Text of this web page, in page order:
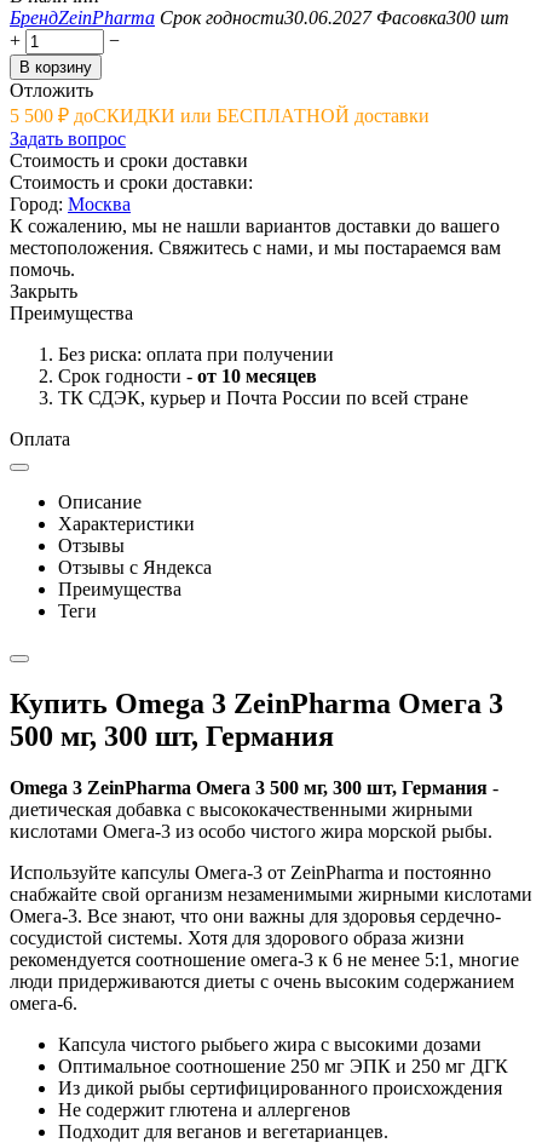
БрендZeinPharma Срок годности30.06.2027 Фасовка300 шт
+
−
В корзину
Отложить
5 500 ₽ доСКИДКИ или БЕСПЛАТНОЙ доставки
Задать вопрос
Стоимость и сроки доставки
Стоимость и сроки доставки:
Город: Москва
К сожалению, мы не нашли вариантов доставки до вашего
местоположения. Свяжитесь с нами, и мы постараемся вам
помочь.
Закрыть
Преимущества
Без риска: оплата при получении
Срок годности - от 10 месяцев
ТК СДЭК, курьер и Почта России по всей стране
Оплата
Описание
Характеристики
Отзывы
Отзывы с Яндекса
Преимущества
Теги
Купить Omega 3 ZeinPharma Омега 3
500 мг, 300 шт, Германия
Omega 3 ZeinPharma Омега 3 500 мг, 300 шт, Германия -
диетическая добавка с высококачественными жирными
кислотами Омега-3 из особо чистого жира морской рыбы.
Используйте капсулы Омега-3 от ZeinPharma и постоянно
снабжайте свой организм незаменимыми жирными кислотами
Омега-3. Все знают, что они важны для здоровья сердечно-
сосудистой системы. Хотя для здорового образа жизни
рекомендуется соотношение омега-3 к 6 не менее 5:1, многие
люди придерживаются диеты с очень высоким содержанием
омега-6.
Капсула чистого рыбьего жира с высокими дозами
Оптимальное соотношение 250 мг ЭПК и 250 мг ДГК
Из дикой рыбы сертифицированного происхождения
Не содержит глютена и аллергенов
Подходит для веганов и вегетарианцев.